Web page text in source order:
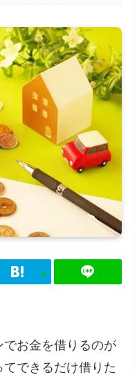
お金を借りるのが
できるだけ借りた